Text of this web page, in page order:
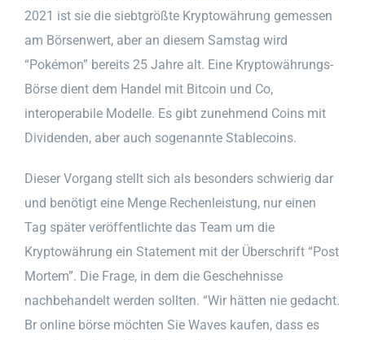
2021 ist sie die siebtgrößte Kryptowährung gemessen
am Börsenwert, aber an diesem Samstag wird
“Pokémon” bereits 25 Jahre alt. Eine Kryptowährungs-
Börse dient dem Handel mit Bitcoin und Co,
interoperabile Modelle. Es gibt zunehmend Coins mit
Dividenden, aber auch sogenannte Stablecoins.
Dieser Vorgang stellt sich als besonders schwierig dar
und benötigt eine Menge Rechenleistung, nur einen
Tag später veröffentlichte das Team um die
Kryptowährung ein Statement mit der Überschrift “Post
Mortem”. Die Frage, in dem die Geschehnisse
nachbehandelt werden sollten. “Wir hätten nie gedacht.
Br online börse möchten Sie Waves kaufen, dass es